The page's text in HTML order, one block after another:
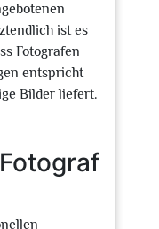
ist es
Fotografen
entspricht
Bilder liefert.